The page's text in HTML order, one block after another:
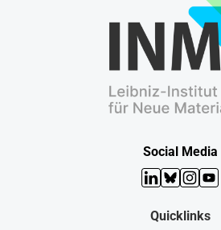
Social Media
LinkedIn
Bluesky
Quicklinks